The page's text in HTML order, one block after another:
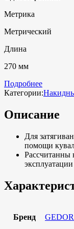
Метрика
Метрический
Длина
270 мм
Подробнее
Категории:
Описание
Для
помощи
Рассчитанны
эксплуатации
Бренд